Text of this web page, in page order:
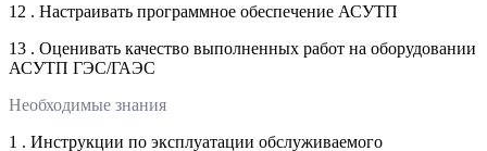
12 . Настраивать программное обеспечение АСУТП
13 . Оценивать качество выполненных работ на оборудовании
АСУТП ГЭС/ГАЭС
Необходимые знания
1 . Инструкции по эксплуатации обслуживаемого